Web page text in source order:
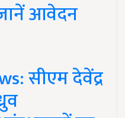
आवेदन
सीएम देवेंद्र